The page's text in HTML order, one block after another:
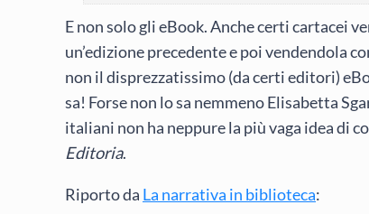
E non solo gli eBook. Anche certi cartacei
un’edizione precedente e poi vendendola
non il disprezzatissimo (da certi editori)
sa! Forse non lo sa nemmeno Elisabetta
italiani non ha neppure la più vaga idea di
Editoria.
Riporto da La narrativa in biblioteca: